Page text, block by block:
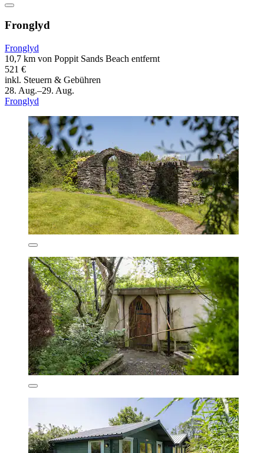
Fronglyd
Fronglyd
10,7 km von Poppit Sands Beach entfernt
521 €
inkl. Steuern & Gebühren
28. Aug.–29. Aug.
Fronglyd